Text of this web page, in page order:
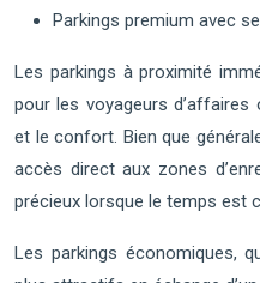
Parkings premium avec
Les parkings à proximité
pour les voyageurs d’affaires
et le confort. Bien que
accès direct aux zones
précieux lorsque le temps est
Les parkings économiques,